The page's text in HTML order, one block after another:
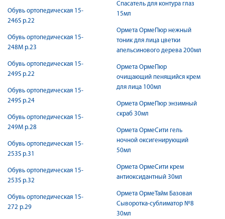
Обувь ортопедическая 15-
246S р.22
Обувь ортопедическая 15-
248М р.23
Обувь ортопедическая 15-
249S р.22
Обувь ортопедическая 15-
249S р.24
Обувь ортопедическая 15-
249М р.28
Обувь ортопедическая 15-
253S р.31
Обувь ортопедическая 15-
253S р.32
Обувь ортопедическая 15-
272 р.29
Спасатель для контура глаз
15мл
Ормета ОрмеПюр нежный
тоник для лица цветки
апельсинового дерева 200мл
Ормета ОрмеПюр
очищающий пенящийся крем
для лица 100мл
Ормета ОрмеПюр энзимный
скраб 30мл
Ормета ОрмеСити гель
ночной оксигенирующий
50мл
Ормета ОрмеСити крем
антиоксидантный 30мл
Ормета ОрмеТайм Базовая
Сыворотка-сублиматор №8
30мл